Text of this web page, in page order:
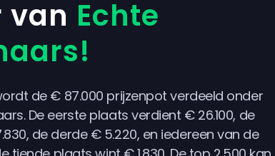
van Echte
de € 87.000 prijzenpot verdeeld onder
De eerste plaats verdient € 26.100, de
de derde € 5.220, en iedereen van de